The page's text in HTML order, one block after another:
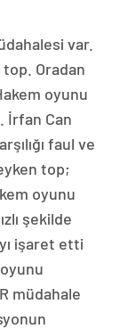
var.
Oradan
oyunu
İrfan Can
faul ve
top;
oyunu
şekilde
işaret etti
müdahale